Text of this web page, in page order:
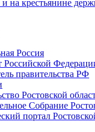
на крестьянине